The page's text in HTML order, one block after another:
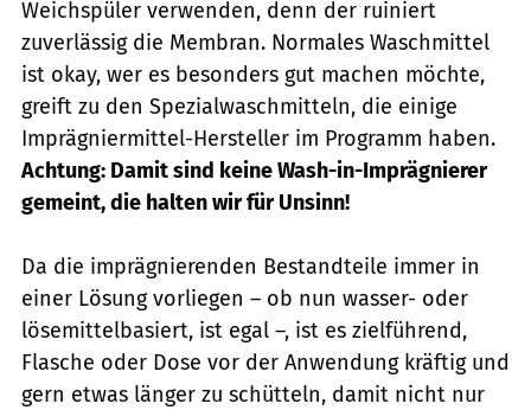
Weichspüler verwenden, denn der ruiniert
zuverlässig die Membran. Normales Waschmittel
ist okay, wer es besonders gut machen möchte,
greift zu den ­Spezialwaschmitteln, die einige
Imprägniermittel-Hersteller im Programm haben.
Achtung: Damit sind keine Wash-in-Imprägnierer
gemeint, die halten wir für Unsinn!
Da die imprägnierenden Bestandteile immer in
einer Lösung vorliegen – ob nun wasser- oder
lösemittelbasiert, ist egal –, ist es zielführend,
Flasche oder Dose vor der Anwendung kräftig und
gern etwas länger zu schütteln, damit nicht nur